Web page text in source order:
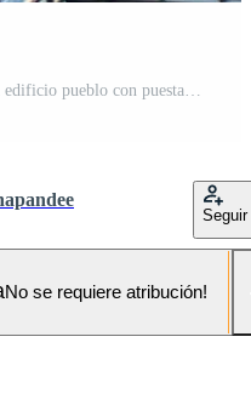
Seguir
No se requiere atribución!